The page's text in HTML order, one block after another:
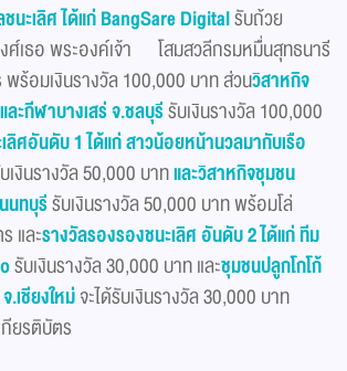
นะเลิศ ได้แก่BangSare Digitalรับถ้วย
งศ์เธอ พระองค์เจ้า โสมสวลีกรมหมื่นสุทธนารี
พร้อมเงินรางวัล 100,000 บาท ส่วนวิสาหกิจ
ละกีฬาบางเสร่ จ.ชลบุรีรับเงินรางวัล 100,000
ลิศอันดับ 1 ได้แก่ สาวน้อยหน้านวลมากับเรือ
เงินรางวัล 50,000 บาทและวิสาหกิจชุมชน
นทบุรีรับเงินรางวัล 50,000 บาท พร้อมโล่
และรางวัลรองรองชนะเลิศ อันดับ 2 ได้แก่ ทีม
รับเงินรางวัล 30,000 บาท และชุมชนปลูกโกโก้
.เชียงใหม่จะได้รับเงินรางวัล 30,000 บาท
ยรติบัตร